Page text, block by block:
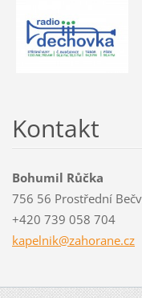
Kontakt
Bohumil Růčka
756 56 Prostřední
+420 739 058 704
kapelnik@zahorane.cz